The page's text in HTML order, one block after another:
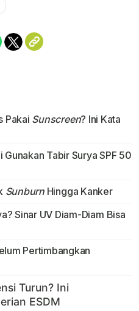
Pakai Sunscreen? Ini Kata
Tabir Surya SPF 50
SunburnHingga Kanker
Sinar UV Diam-Diam Bisa
Pertimbangkan